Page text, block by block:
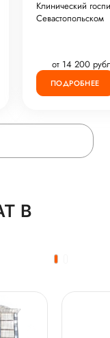
Клинический
Севастопольском
от 14 200
ПОДРОБНЕЕ
В